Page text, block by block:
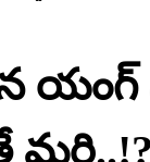
మరి..!?